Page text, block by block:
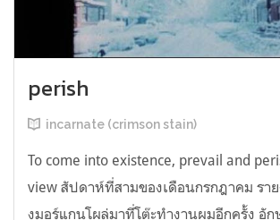
perish
incarnate (crimson stain)
To come into existence, prevail and
view สัปดาห์ที่สามของเดือนกรกฎาคม รา
งมอร์แกนโผล่มาที่โต๊ะทำงานผมอีกครั้ง อัก